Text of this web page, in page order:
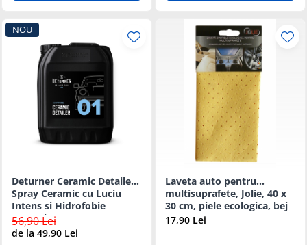
NOU
Deturner Ceramic Detailer -
Spray Ceramic cu Luciu
Intens si Hidrofobie
Puternica - 5L
56,90 Lei
de la 49,90 Lei
Laveta auto pentru
multisuprafete, Jolie, 40 x
30 cm, piele ecologica, bej
17,90 Lei